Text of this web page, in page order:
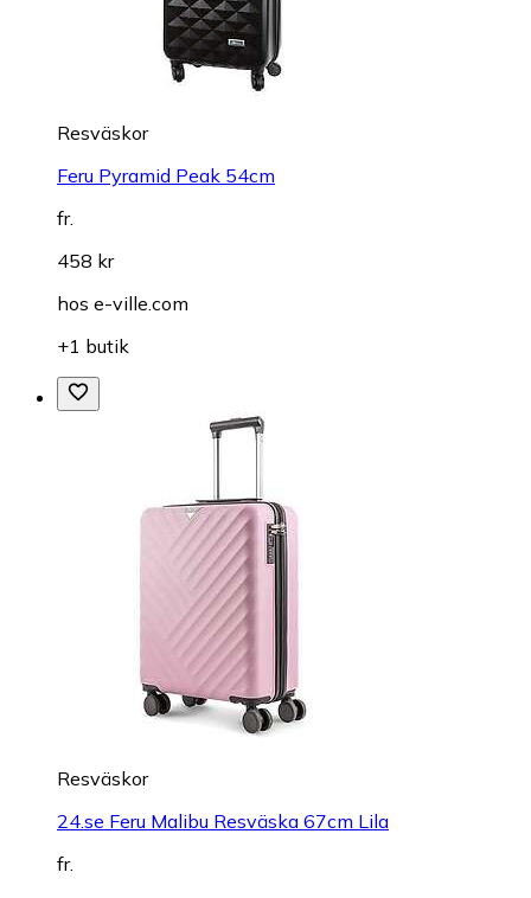
Resväskor
Feru Pyramid Peak 54cm
fr.
458 kr
hos e-ville.com
+1 butik
Resväskor
24.se Feru Malibu Resväska 67cm Lila
fr.